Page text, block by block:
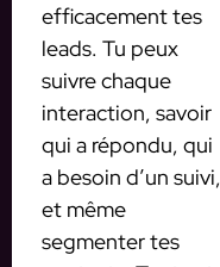
efficacement tes
leads. Tu peux
suivre chaque
interaction, savoir
qui a répondu, qui
a besoin d’un suivi,
et même
segmenter tes